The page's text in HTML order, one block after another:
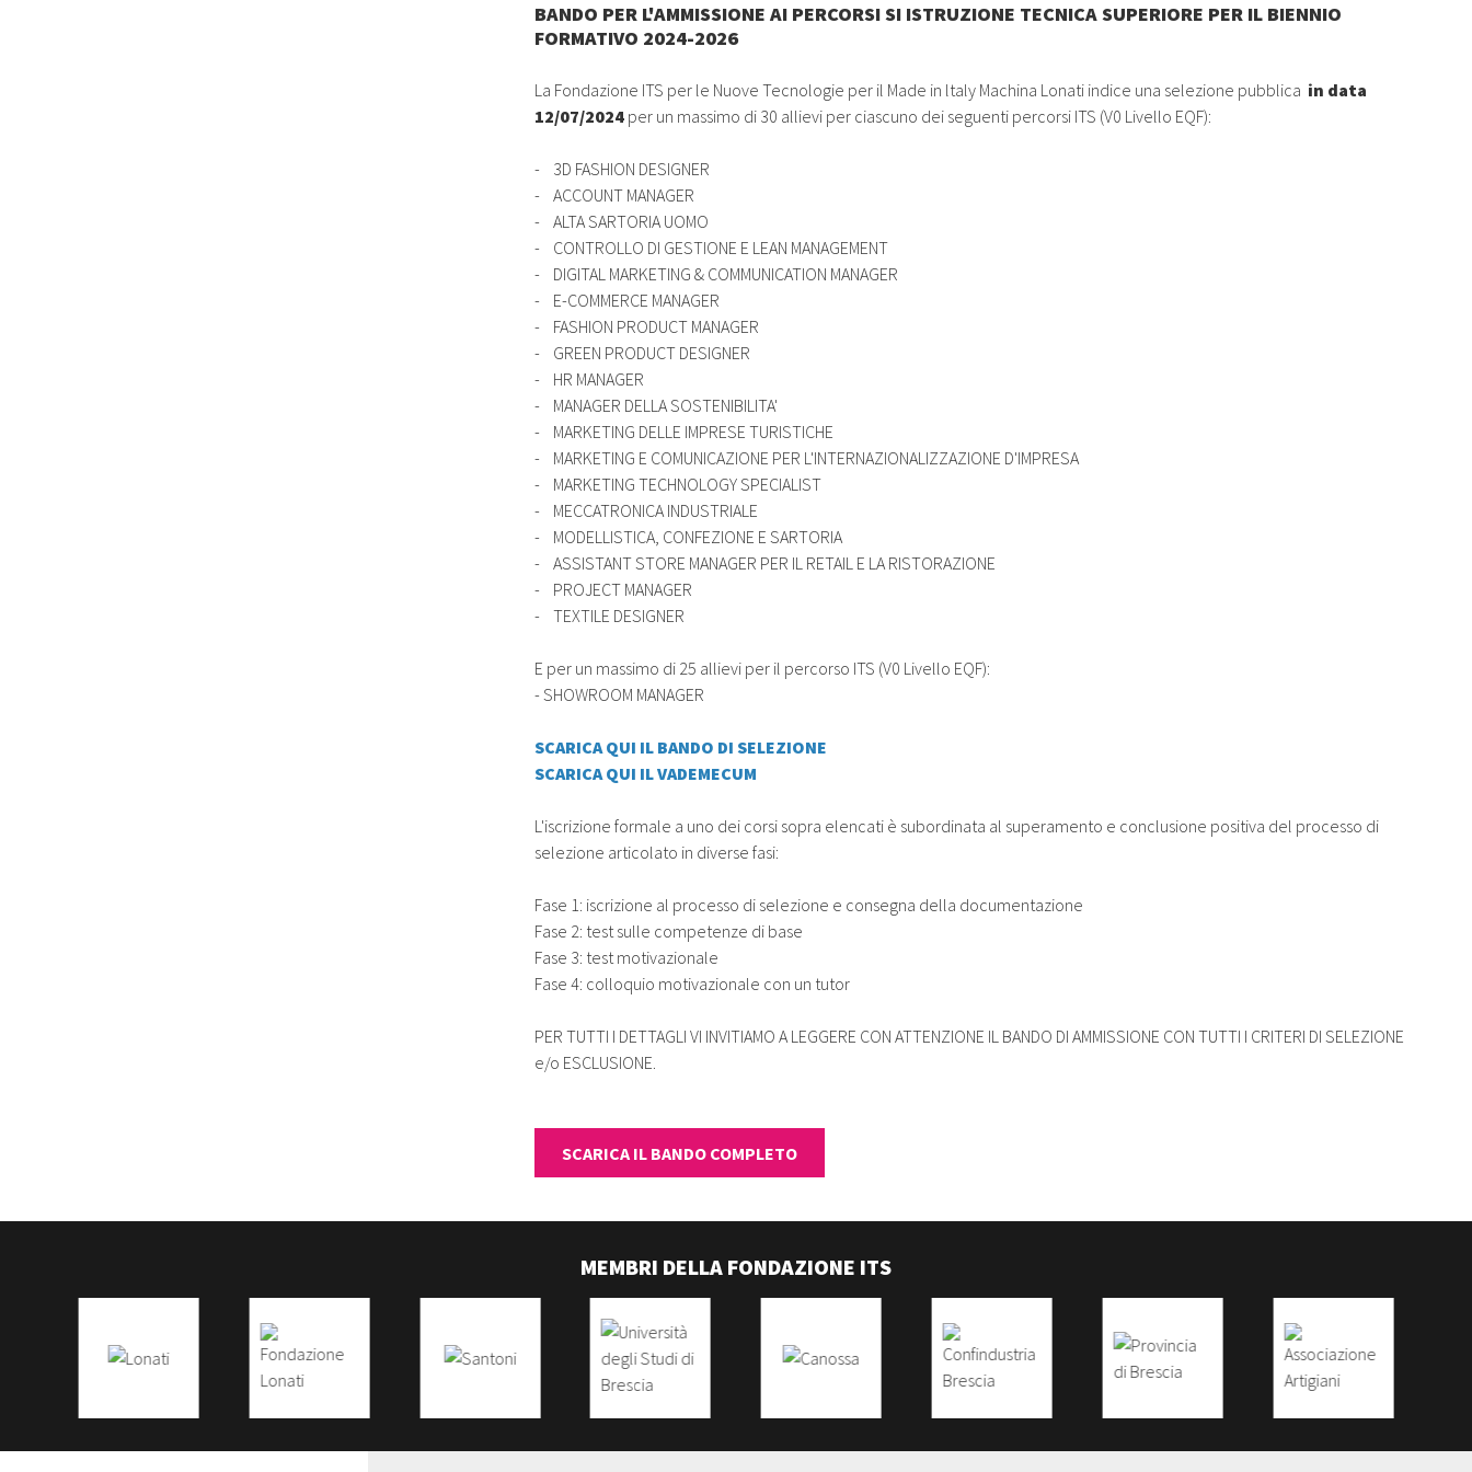
BANDO PER L'AMMISSIONE AI PERCORSI SI ISTRUZIONE TECNICA SUPERIORE PER IL BIENNIO
FORMATIVO 2024-2026
La Fondazione ITS per le Nuove Tecnologie per il Made in ltaly Machina Lonati indice una selezione pubblica in data
12/07/2024 per un massimo di 30 allievi per ciascuno dei seguenti percorsi ITS (V0 Livello EQF):
- 3D FASHION DESIGNER
- ACCOUNT MANAGER
- ALTA SARTORIA UOMO
- CONTROLLO DI GESTIONE E LEAN MANAGEMENT
- DIGITAL MARKETING & COMMUNICATION MANAGER
- E-COMMERCE MANAGER
- FASHION PRODUCT MANAGER
- GREEN PRODUCT DESIGNER
- HR MANAGER
- MANAGER DELLA SOSTENIBILITA'
- MARKETING DELLE IMPRESE TURISTICHE
- MARKETING E COMUNICAZIONE PER L'INTERNAZIONALIZZAZIONE D'IMPRESA
- MARKETING TECHNOLOGY SPECIALIST
- MECCATRONICA INDUSTRIALE
- MODELLISTICA, CONFEZIONE E SARTORIA
- ASSISTANT STORE MANAGER PER IL RETAIL E LA RISTORAZIONE
- PROJECT MANAGER
- TEXTILE DESIGNER
E per un massimo di 25 allievi per il percorso ITS (V0 Livello EQF):
- SHOWROOM MANAGER
SCARICA QUI IL BANDO DI SELEZIONE
SCARICA QUI IL VADEMECUM
L'iscrizione formale a uno dei corsi sopra elencati è subordinata al superamento e conclusione positiva del processo di
selezione articolato in diverse fasi:
Fase 1: iscrizione al processo di selezione e consegna della documentazione
Fase 2: test sulle competenze di base
Fase 3: test motivazionale
Fase 4: colloquio motivazionale con un tutor
PER TUTTI I DETTAGLI VI INVITIAMO A LEGGERE CON ATTENZIONE IL BANDO DI AMMISSIONE CON TUTTI I CRITERI DI SELEZIONE
e/o ESCLUSIONE.
SCARICA IL BANDO COMPLETO
MEMBRI DELLA FONDAZIONE ITS